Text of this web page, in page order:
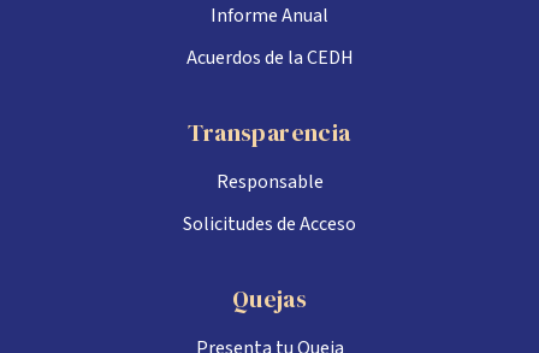
Informe Anual
Acuerdos de la CEDH
Transparencia
Responsable
Solicitudes de Acceso
Quejas